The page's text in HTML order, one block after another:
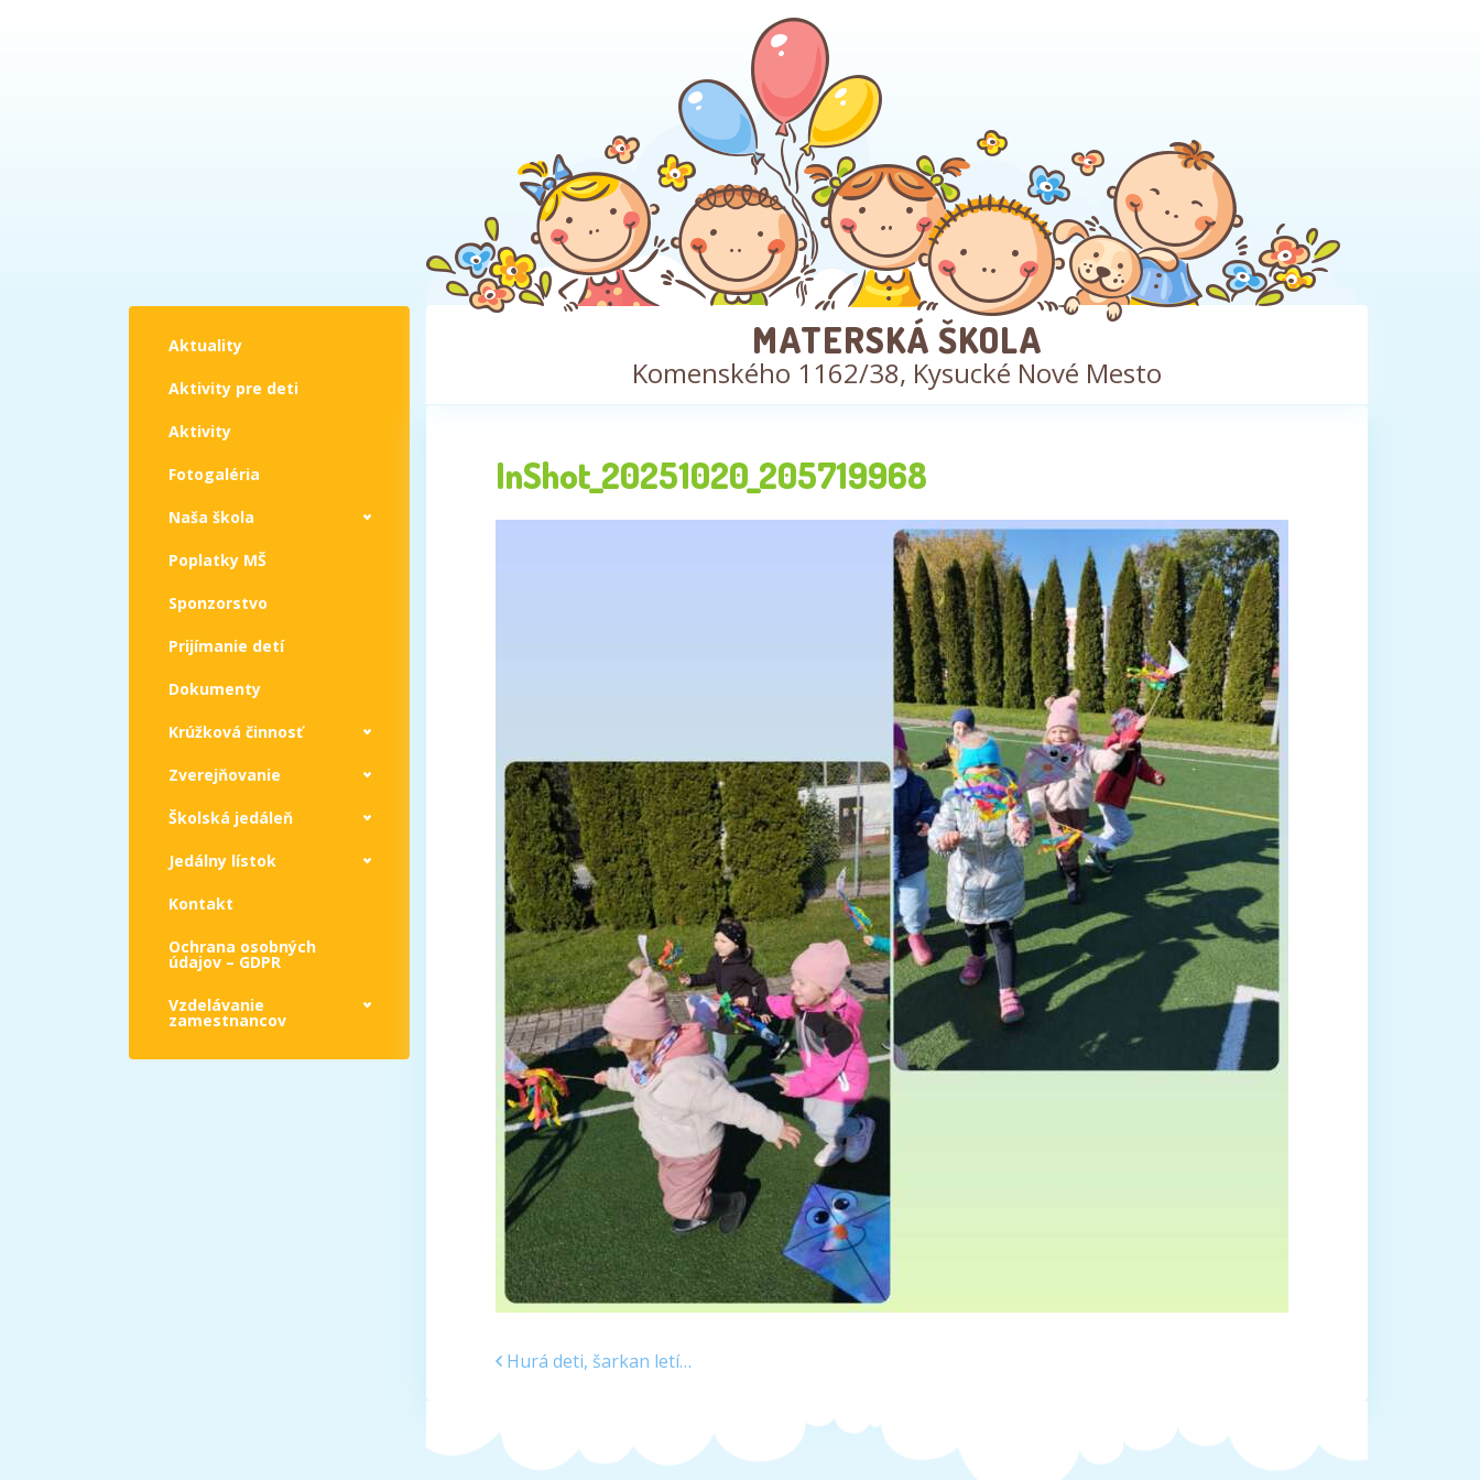
Aktuality
Aktivity pre deti
Aktivity
Fotogaléria
Naša škola
Poplatky MŠ
Sponzorstvo
Prijímanie detí
Dokumenty
Krúžková činnosť
Zverejňovanie
Školská jedáleň
Jedálny lístok
Kontakt
Ochrana osobných
údajov – GDPR
Vzdelávanie
zamestnancov
MATERSKÁ ŠKOLA
Komenského 1162/38, Kysucké Nové Mesto
InShot_20251020_205719968
Hurá deti, šarkan letí…